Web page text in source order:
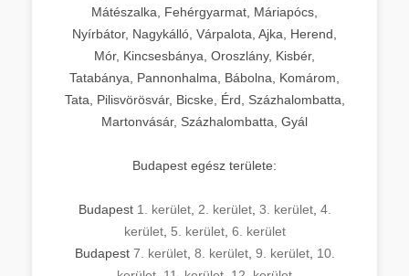
Mátészalka, Fehérgyarmat, Máriapócs,
Nyírbátor, Nagykálló, Várpalota, Ajka, Herend,
Mór, Kincsesbánya, Oroszlány, Kisbér,
Tatabánya, Pannonhalma, Bábolna, Komárom,
Tata, Pilisvörösvár, Bicske, Érd, Százhalombatta,
Martonvásár, Százhalombatta, Gyál
Budapest egész területe:
Budapest 1. kerület, 2. kerület, 3. kerület, 4.
kerület, 5. kerület, 6. kerület
Budapest 7. kerület, 8. kerület, 9. kerület, 10.